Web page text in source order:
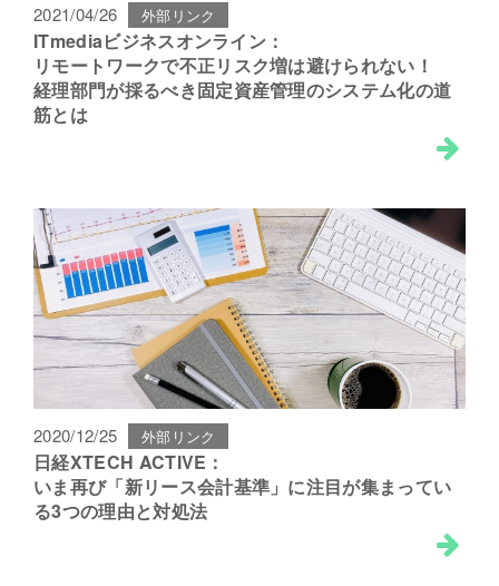
2021/04/26 外部リンク
ITmediaビジネスオンライン：
リモートワークで不正リスク増は避けられない！
経理部門が採るべき固定資産管理のシステム化の道
筋とは
2020/12/25 外部リンク
日経XTECH ACTIVE：
いま再び「新リース会計基準」に注目が集まってい
る3つの理由と対処法